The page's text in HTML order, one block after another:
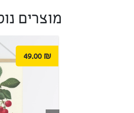
מוצרים
₪
49.00